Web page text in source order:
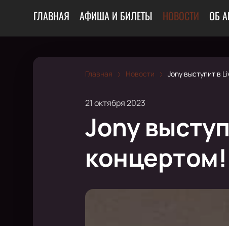
ГЛАВНАЯ АФИША И БИЛЕТЫ НОВОСТИ ОБ
Главная Новости Jony выступит в
21 октября 2023
Jony
концертом!